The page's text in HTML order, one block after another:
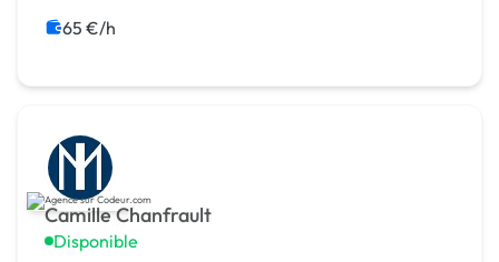
Boutons
65 €/h
Camille Chanfrault
Disponible